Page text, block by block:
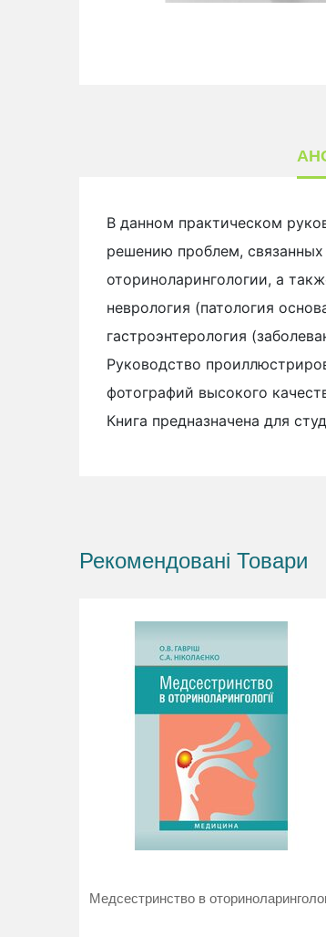
В данном практическом
решению проблем,
оториноларингологии, а
неврология (патология
гастроэнтерология
Руководство
фотографий высокого
Книга предназначена для
Рекомендовані Товари
Медсестринство в